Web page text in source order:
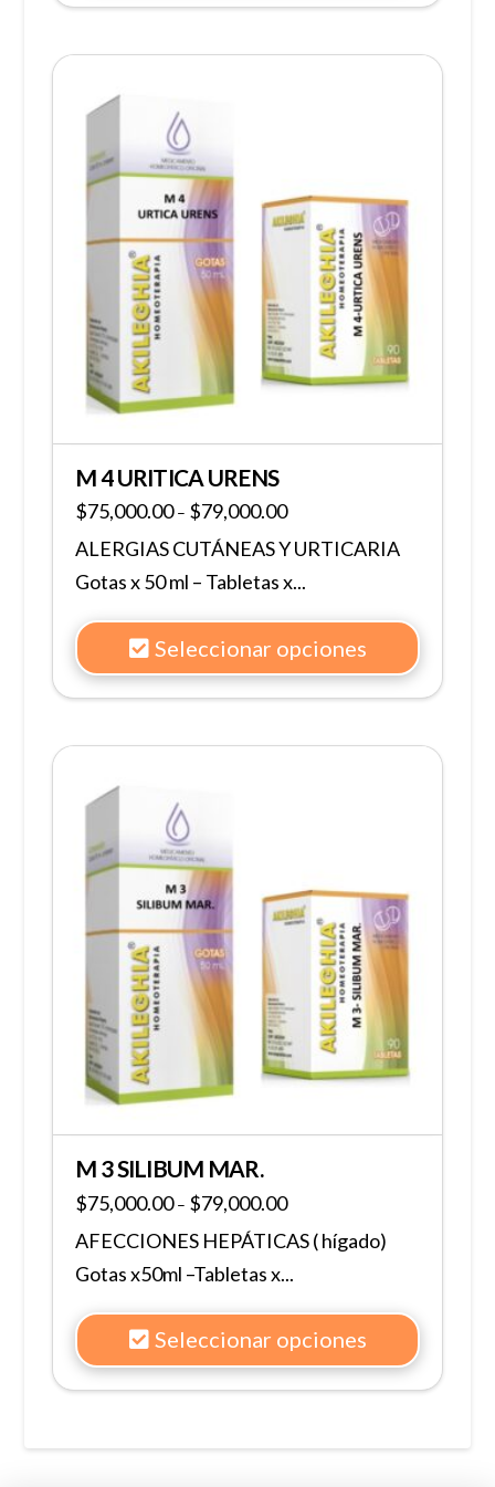
M 4 URITICA URENS
$75,000.00– $79,000.00
ALERGIAS CUTÁNEAS Y URTICARIA
Gotas x 50 ml – Tabletas x...
Seleccionar opciones
M 3 SILIBUM MAR.
$75,000.00– $79,000.00
AFECCIONES HEPÁTICAS ( hígado)
Gotas x50ml –Tabletas x...
Seleccionar opciones